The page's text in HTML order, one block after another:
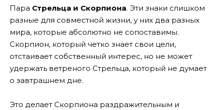
Пара Стрельца и Скорпиона. Эти знаки слишком
разные для совместной жизни, у них два разных
мира, которые абсолютно не сопоставимы.
Скорпион, который четко знает свои цели,
отстаивает собственный интерес, но не может
удержать ветреного Стрельца, который не думает
о завтрашнем дне.
Это делает Скорпиона раздражительным и